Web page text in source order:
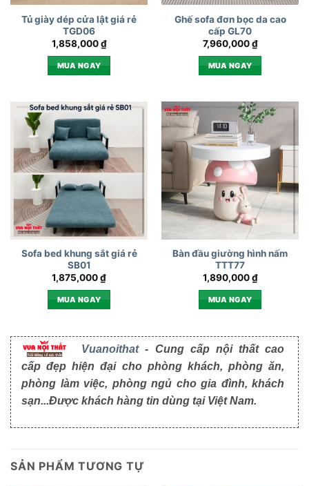
Tủ giày dép cửa lật giá rẻ
TGD06
1,858,000₫
MUA NGAY
Ghế sofa đơn bọc da cao
cấp GL70
7,960,000₫
MUA NGAY
Sofa bed khung sắt giá rẻ
SB01
1,875,000₫
MUA NGAY
Bàn đầu giường hình nấm
TTT77
1,890,000₫
MUA NGAY
Vuanoithat- Cung cấp nội thất cao
cấp đẹp hiện đại cho phòng khách, phòng ăn,
phòng làm việc, phòng ngủ cho gia đình, khách
sạn...Được khách hàng tin dùng tại Việt Nam.
SẢN PHẨM TƯƠNG TỰ